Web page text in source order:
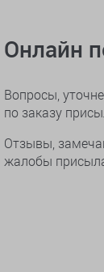
Онлайн
Вопросы,
по заказу
Отзывы,
жалобы